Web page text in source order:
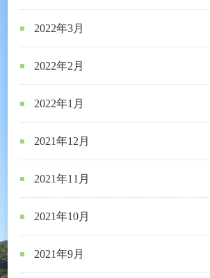
2022年3月
2022年2月
2022年1月
2021年12月
2021年11月
2021年10月
2021年9月